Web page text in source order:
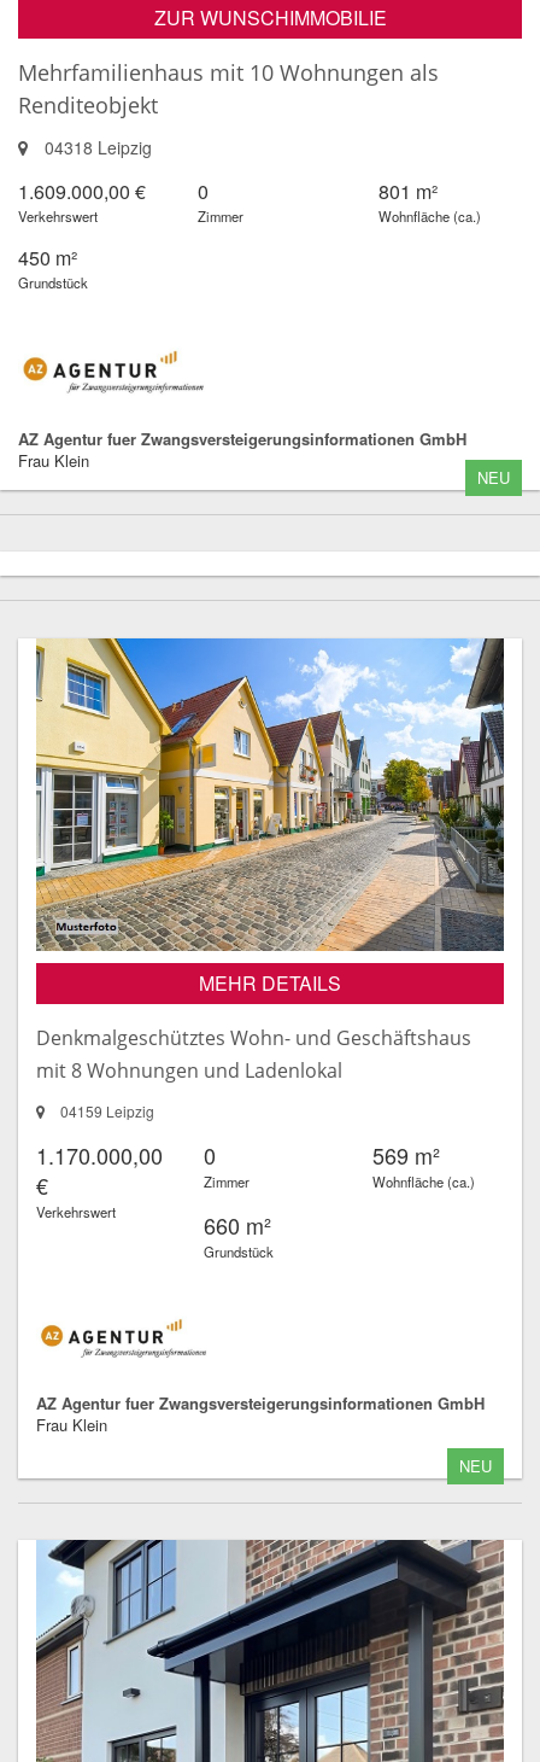
ZUR WUNSCHIMMOBILIE
Mehrfamilienhaus mit 10 Wohnungen als
Renditeobjekt
04318 Leipzig
1.609.000,00 €
Verkehrswert
0
Zimmer
801 m²
Wohnfläche (ca.)
450 m²
Grundstück
AZ Agentur fuer Zwangsversteigerungsinformationen GmbH
Frau Klein
NEU
MEHR DETAILS
Denkmalgeschütztes Wohn- und Geschäftshaus
mit 8 Wohnungen und Ladenlokal
04159 Leipzig
1.170.000,00
€
Verkehrswert
0
Zimmer
569 m²
Wohnfläche (ca.)
660 m²
Grundstück
AZ Agentur fuer Zwangsversteigerungsinformationen GmbH
Frau Klein
NEU